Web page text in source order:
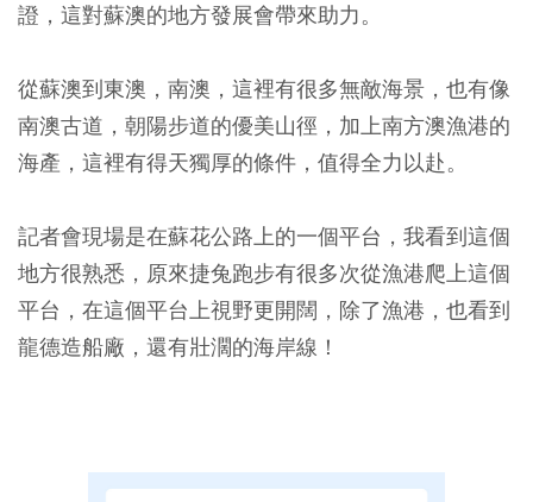
證，這對蘇澳的地方發展會帶來助力。
從蘇澳到東澳，南澳，這裡有很多無敵海景，也有像
南澳古道，朝陽步道的優美山徑，加上南方澳漁港的
海產，這裡有得天獨厚的條件，值得全力以赴。
記者會現場是在蘇花公路上的一個平台，我看到這個
地方很熟悉，原來捷兔跑步有很多次從漁港爬上這個
平台，在這個平台上視野更開闊，除了漁港，也看到
龍德造船廠，還有壯濶的海岸線！